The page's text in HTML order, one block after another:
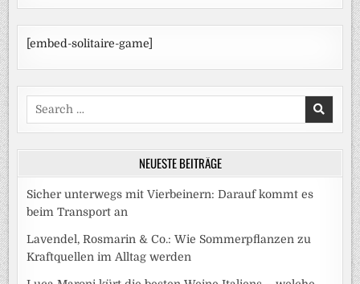
[embed-solitaire-game]
Search
for:
NEUESTE BEITRÄGE
Sicher unterwegs mit Vierbeinern: Darauf kommt es
beim Transport an
Lavendel, Rosmarin & Co.: Wie Sommerpflanzen zu
Kraftquellen im Alltag werden